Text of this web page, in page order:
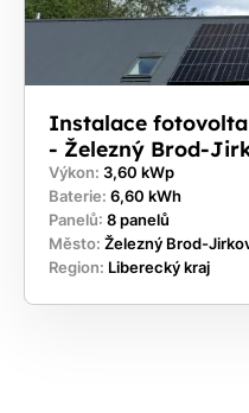
Instalace
- Železný Brod-
Výkon: 3,60 kWp
Baterie: 6,60 kWh
Panelů: 8 panelů
Město: Železný Brod-
Region: Liberecký kraj